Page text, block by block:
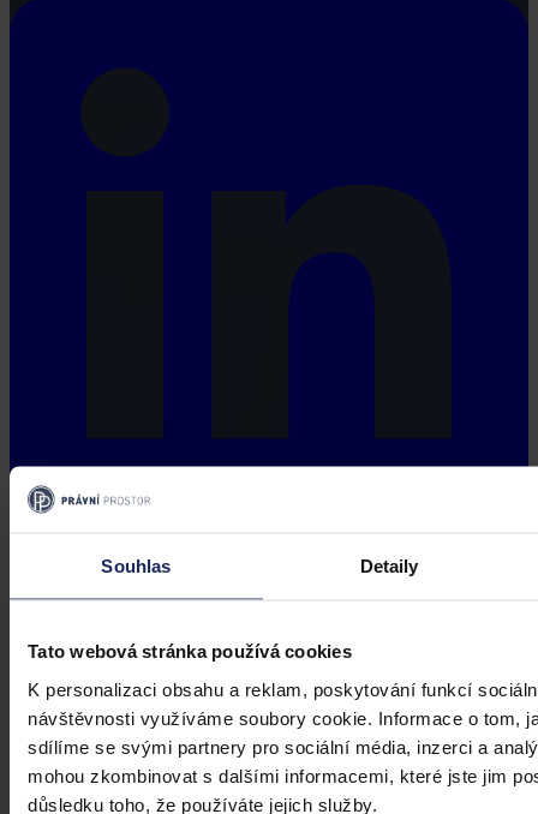
Souhlas Detaily
Tato webová stránka používá cookies
K personalizaci obsahu a reklam, poskytování funkcí
návštěvnosti využíváme soubory cookie. Informace o tom,
sdílíme se svými partnery pro sociální média, inzerci a
mohou zkombinovat s dalšími informacemi, které jste jim
důsledku toho, že používáte jejich služby.